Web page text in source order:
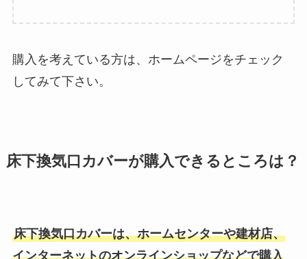
購入を考えている方は、ホームページをチェック
してみて下さい。
床下換気口カバーが購入できるところは？
床下換気口カバーは、ホームセンターや建材店、
インターネットのオンラインショップなどで購入